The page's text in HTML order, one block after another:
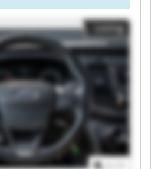
Listing